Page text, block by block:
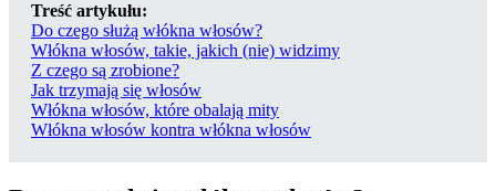
Treść artykułu:
Do czego służą włókna włosów?
Włókna włosów, takie, jakich (nie) widzimy
Z czego są zrobione?
Jak trzymają się włosów
Włókna włosów, które obalają mity
Włókna włosów kontra włókna włosów